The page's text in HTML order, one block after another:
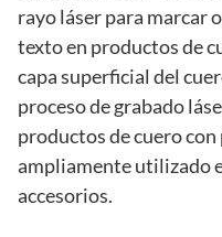
rayo láser para marcar
texto en productos de
capa superficial del
proceso de grabado
productos de cuero
ampliamente utilizado
accesorios.